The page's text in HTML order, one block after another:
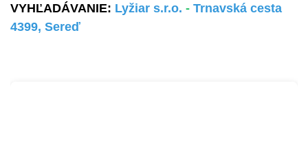
VYHĽADÁVANIE: Lyžiar s.r.o. - Trnavská cesta
4399, Sereď